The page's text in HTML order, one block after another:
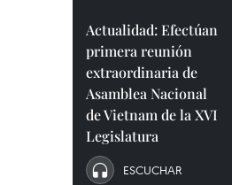
Actualidad: Efectúan
primera reunión
extraordinaria de
Asamblea Nacional
de Vietnam de la XVI
Legislatura
ESCUCHAR